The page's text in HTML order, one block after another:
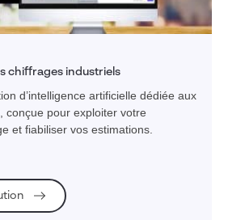
chiffrages industriels
d’intelligence artificielle dédiée aux
conçue pour exploiter votre
et fiabiliser vos estimations.